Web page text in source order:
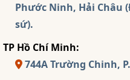
Phước Ninh, Hải Châu
sứ).
TP Hồ Chí Minh:
744A Trường Chinh,